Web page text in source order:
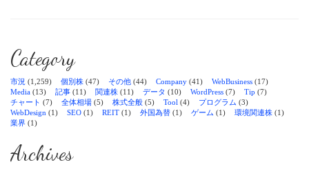
Category
市況 (1,259) 個別株 (47) その他 (44) Company (41) WebBusiness (17)
Media (13) 記事 (11) 関連株 (11) データ (10) WordPress (7) Tip (7)
チャート (7) 全体相場 (5) 株式全般 (5) Tool (4) プログラム (3)
WebDesign (1) SEO (1) REIT (1) 外国為替 (1) ゲーム (1) 環境関連株 (1)
業界 (1)
Archives